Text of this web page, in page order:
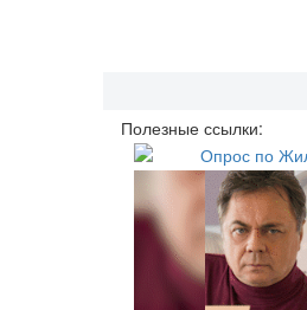
Полезные ссылки: